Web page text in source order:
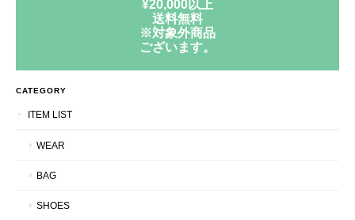
¥20,000以上
送料無料
※対象外商品
ございます。
CATEGORY
ITEM LIST
WEAR
BAG
SHOES